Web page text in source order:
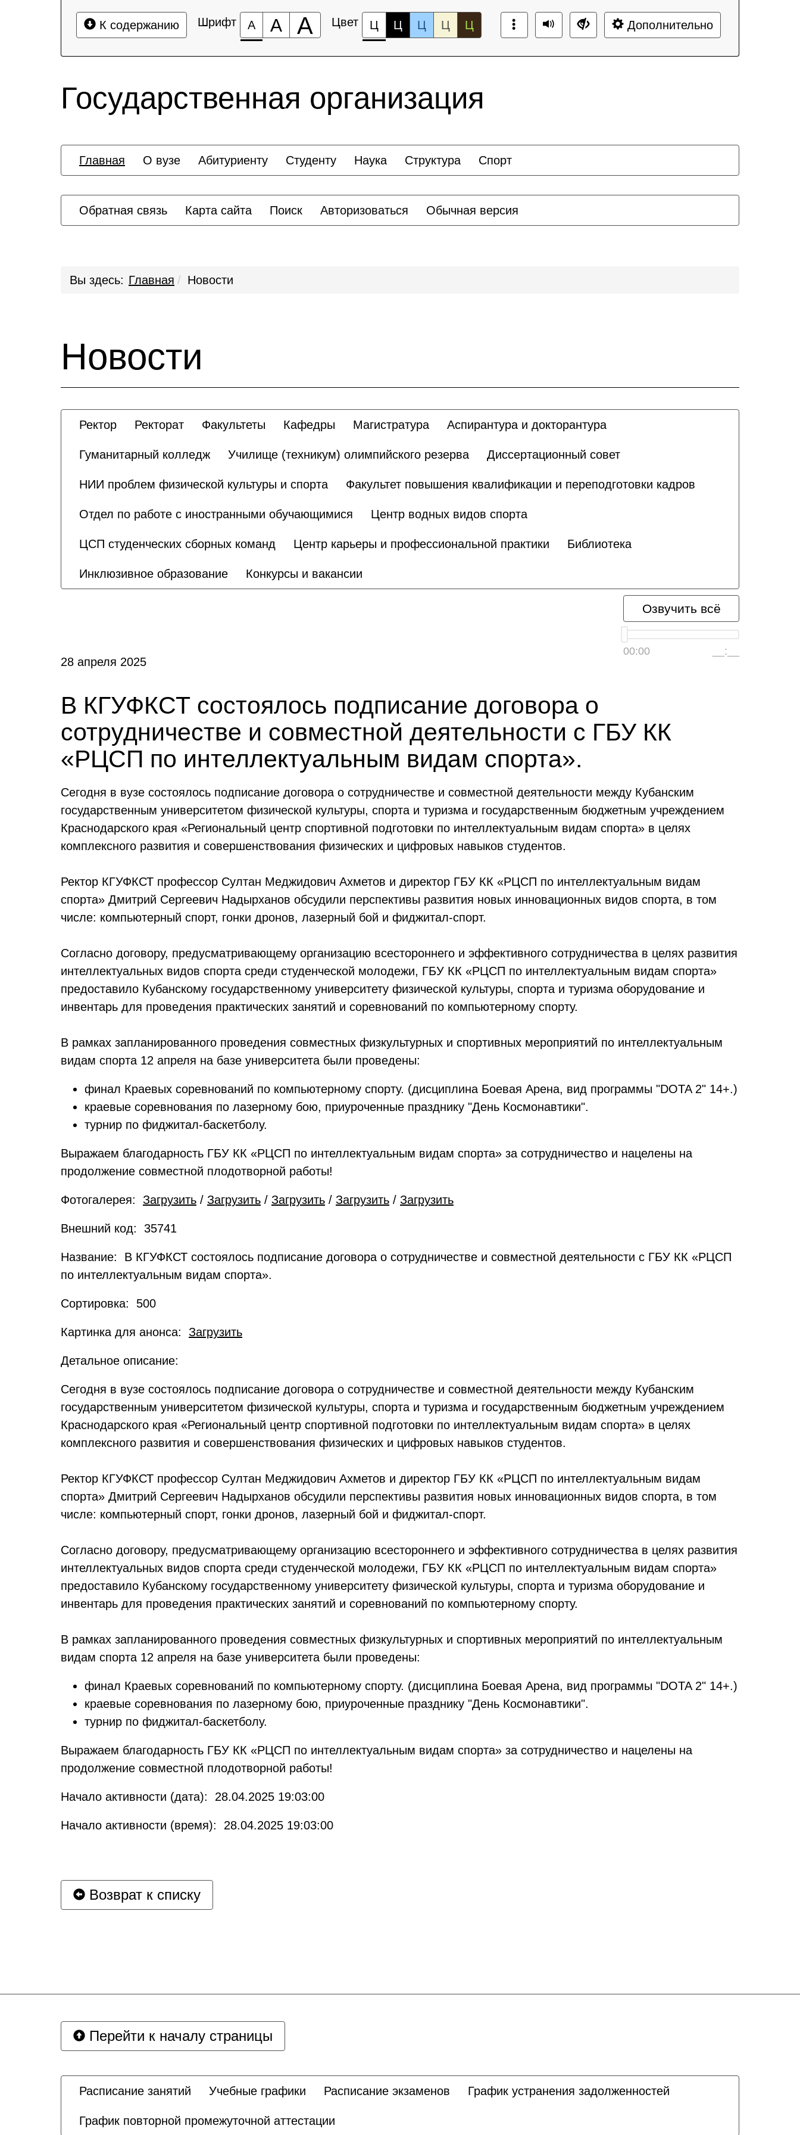
К содержанию Шрифт А А А Цвет Ц Ц Ц Ц Ц Дополнительно
Государственная организация
Главная О вузе Абитуриенту Студенту Наука Структура Спорт
Обратная связь Карта сайта Поиск Авторизоваться Обычная версия
Вы здесь: Главная Новости
Новости
Ректор Ректорат Факультеты Кафедры Магистратура Аспирантура и докторантура
Гуманитарный колледж Училище (техникум) олимпийского резерва Диссертационный совет
НИИ проблем физической культуры и спорта Факультет повышения квалификации и переподготовки кадров
Отдел по работе с иностранными обучающимися Центр водных видов спорта
ЦСП студенческих сборных команд Центр карьеры и профессиональной практики Библиотека
Инклюзивное образование Конкурсы и вакансии
Озвучить всё
00:00 __:__
28 апреля 2025
В КГУФКСТ состоялось подписание договора о
сотрудничестве и совместной деятельности с ГБУ КК
«РЦСП по интеллектуальным видам спорта».
Сегодня в вузе состоялось подписание договора о сотрудничестве и совместной деятельности между Кубанским
государственным университетом физической культуры, спорта и туризма и государственным бюджетным учреждением
Краснодарского края «Региональный центр спортивной подготовки по интеллектуальным видам спорта» в целях
комплексного развития и совершенствования физических и цифровых навыков студентов.
Ректор КГУФКСТ профессор Султан Меджидович Ахметов и директор ГБУ КК «РЦСП по интеллектуальным видам
спорта» Дмитрий Сергеевич Надырханов обсудили перспективы развития новых инновационных видов спорта, в том
числе: компьютерный спорт, гонки дронов, лазерный бой и фиджитал-спорт.
Согласно договору, предусматривающему организацию всестороннего и эффективного сотрудничества в целях развития
интеллектуальных видов спорта среди студенческой молодежи, ГБУ КК «РЦСП по интеллектуальным видам спорта»
предоставило Кубанскому государственному университету физической культуры, спорта и туризма оборудование и
инвентарь для проведения практических занятий и соревнований по компьютерному спорту.
В рамках запланированного проведения совместных физкультурных и спортивных мероприятий по интеллектуальным
видам спорта 12 апреля на базе университета были проведены:
финал Краевых соревнований по компьютерному спорту. (дисциплина Боевая Арена, вид программы "DOTA 2" 14+.)
краевые соревнования по лазерному бою, приуроченные празднику "День Космонавтики".
турнир по фиджитал-баскетболу.
Выражаем благодарность ГБУ КК «РЦСП по интеллектуальным видам спорта» за сотрудничество и нацелены на
продолжение совместной плодотворной работы!
Фотогалерея: Загрузить / Загрузить / Загрузить / Загрузить / Загрузить
Внешний код: 35741
Название: В КГУФКСТ состоялось подписание договора о сотрудничестве и совместной деятельности с ГБУ КК «РЦСП
по интеллектуальным видам спорта».
Сортировка: 500
Картинка для анонса: Загрузить
Детальное описание:
Сегодня в вузе состоялось подписание договора о сотрудничестве и совместной деятельности между Кубанским
государственным университетом физической культуры, спорта и туризма и государственным бюджетным учреждением
Краснодарского края «Региональный центр спортивной подготовки по интеллектуальным видам спорта» в целях
комплексного развития и совершенствования физических и цифровых навыков студентов.
Ректор КГУФКСТ профессор Султан Меджидович Ахметов и директор ГБУ КК «РЦСП по интеллектуальным видам
спорта» Дмитрий Сергеевич Надырханов обсудили перспективы развития новых инновационных видов спорта, в том
числе: компьютерный спорт, гонки дронов, лазерный бой и фиджитал-спорт.
Согласно договору, предусматривающему организацию всестороннего и эффективного сотрудничества в целях развития
интеллектуальных видов спорта среди студенческой молодежи, ГБУ КК «РЦСП по интеллектуальным видам спорта»
предоставило Кубанскому государственному университету физической культуры, спорта и туризма оборудование и
инвентарь для проведения практических занятий и соревнований по компьютерному спорту.
В рамках запланированного проведения совместных физкультурных и спортивных мероприятий по интеллектуальным
видам спорта 12 апреля на базе университета были проведены:
финал Краевых соревнований по компьютерному спорту. (дисциплина Боевая Арена, вид программы "DOTA 2" 14+.)
краевые соревнования по лазерному бою, приуроченные празднику "День Космонавтики".
турнир по фиджитал-баскетболу.
Выражаем благодарность ГБУ КК «РЦСП по интеллектуальным видам спорта» за сотрудничество и нацелены на
продолжение совместной плодотворной работы!
Начало активности (дата): 28.04.2025 19:03:00
Начало активности (время): 28.04.2025 19:03:00
Возврат к списку
Перейти к началу страницы
Расписание занятий Учебные графики Расписание экзаменов График устранения задолженностей
График повторной промежуточной аттестации